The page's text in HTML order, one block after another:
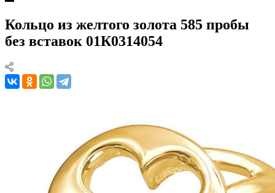
Кольцо из желтого золота 585 пробы
без вставок 01К0314054